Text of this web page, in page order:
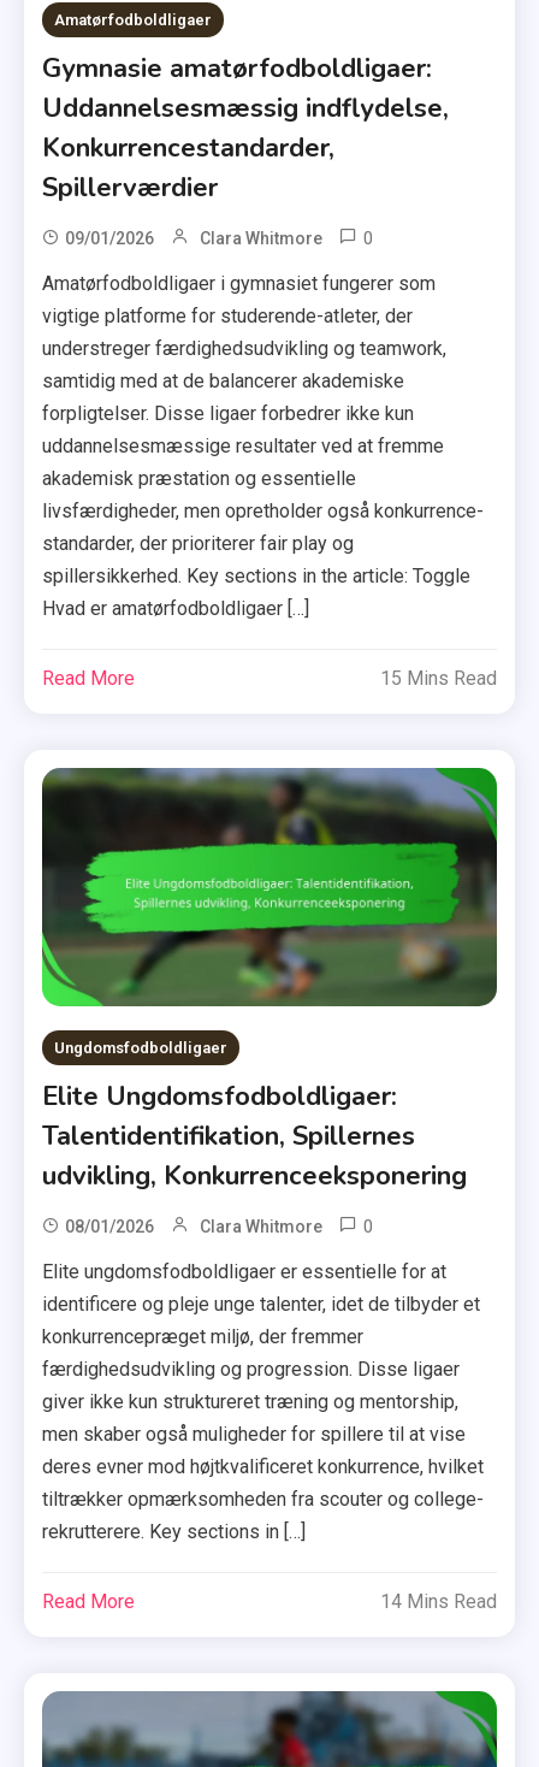
Amatørfodboldligaer
Gymnasie amatørfodboldligaer:
Uddannelsesmæssig indflydelse,
Konkurrencestandarder,
Spillerværdier
09/01/2026 Clara Whitmore 0
Amatørfodboldligaer i gymnasiet fungerer som
vigtige platforme for studerende-atleter, der
understreger færdighedsudvikling og teamwork,
samtidig med at de balancerer akademiske
forpligtelser. Disse ligaer forbedrer ikke kun
uddannelsesmæssige resultater ved at fremme
akademisk præstation og essentielle
livsfærdigheder, men opretholder også konkurrence-
standarder, der prioriterer fair play og
spillersikkerhed. Key sections in the article: Toggle
Hvad er amatørfodboldligaer […]
Read More 15 Mins Read
Ungdomsfodboldligaer
Elite Ungdomsfodboldligaer:
Talentidentifikation, Spillernes
udvikling, Konkurrenceeksponering
08/01/2026 Clara Whitmore 0
Elite ungdomsfodboldligaer er essentielle for at
identificere og pleje unge talenter, idet de tilbyder et
konkurrencepræget miljø, der fremmer
færdighedsudvikling og progression. Disse ligaer
giver ikke kun struktureret træning og mentorship,
men skaber også muligheder for spillere til at vise
deres evner mod højtkvalificeret konkurrence, hvilket
tiltrækker opmærksomheden fra scouter og college-
rekrutterere. Key sections in […]
Read More 14 Mins Read